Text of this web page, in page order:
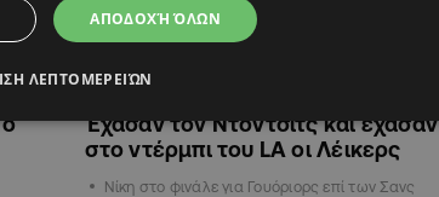
Έχασαν τον Ντόντσιτς και έχασαν
στο ντέρμπι του LA οι Λέικερς
Νίκη στο φινάλε για Γουόριορς επί των Σανς
ΑΠΟΔΟΧΉ ΌΛΩΝ
ΛΕΠΤΟΜΕΡΕΙΏΝ